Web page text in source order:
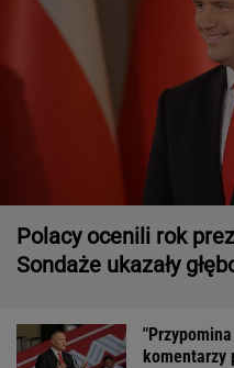
Polacy ocenili rok
Sondaże ukazały
komentarzy